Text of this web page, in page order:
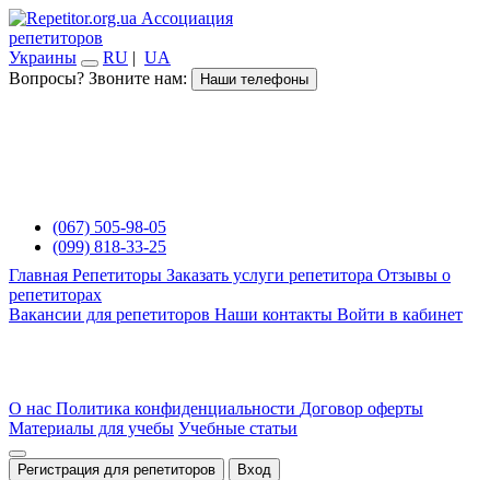
Ассоциация
репетиторов
Украины
RU | UA
Вопросы? Звоните нам:
Наши телефоны
(067) 505-98-05
(099) 818-33-25
Главная Репетиторы Заказать услуги репетитора Отзывы о
репетиторах
Вакансии для репетиторов Наши контакты Войти в кабинет
О нас Политика конфиденциальности Договор оферты
Материалы для учебы Учебные статьи
Регистрация для репетиторов Вход